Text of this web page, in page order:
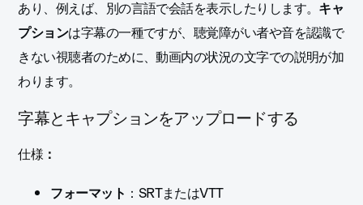
あり、例えば、別の言語で会話を表示したりします。 キャ
プションは字幕の一種ですが、聴覚障がい者や音を認識で
きない視聴者のために、動画内の状況の文字での説明が加
わります。
字幕とキャプションをアップロードする
仕様 ：
フォーマット ：SRTまたはVTT